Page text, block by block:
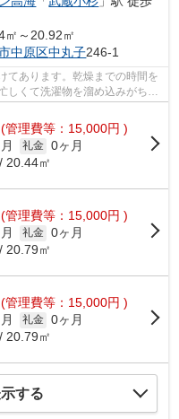
㎡～20.92㎡
中原区中丸子246-1
てあります。乾燥までの時間を
くて洗濯物を溜め込みがちな
(管理費等：15,000円 )
礼金 0ヶ月
20.44㎡
(管理費等：15,000円 )
礼金 0ヶ月
20.79㎡
(管理費等：15,000円 )
礼金 0ヶ月
20.79㎡
する